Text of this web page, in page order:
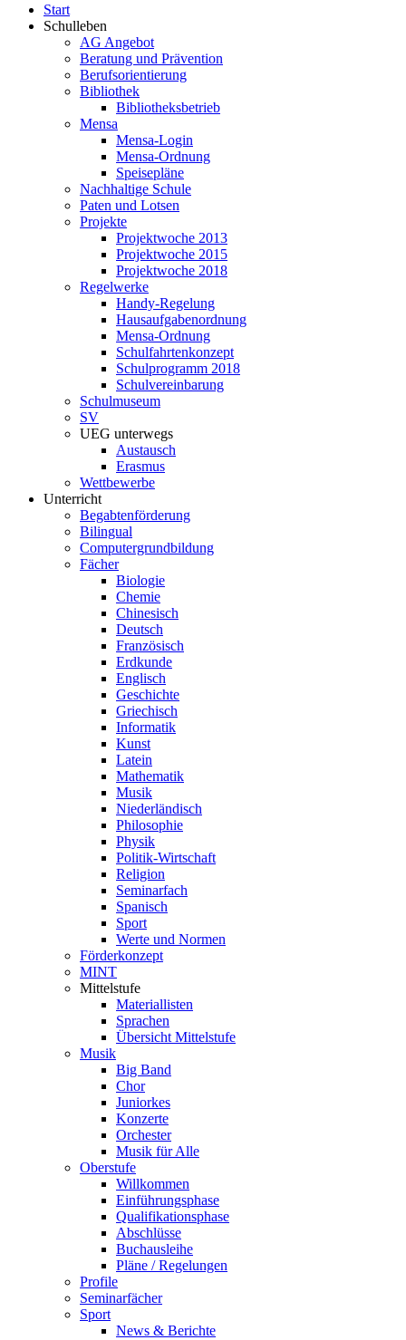
Start
Schulleben
AG Angebot
Beratung und Prävention
Berufsorientierung
Bibliothek
Bibliotheksbetrieb
Mensa
Mensa-Login
Mensa-Ordnung
Speisepläne
Nachhaltige Schule
Paten und Lotsen
Projekte
Projektwoche 2013
Projektwoche 2015
Projektwoche 2018
Regelwerke
Handy-Regelung
Hausaufgabenordnung
Mensa-Ordnung
Schulfahrtenkonzept
Schulprogramm 2018
Schulvereinbarung
Schulmuseum
SV
UEG unterwegs
Austausch
Erasmus
Wettbewerbe
Unterricht
Begabtenförderung
Bilingual
Computergrundbildung
Fächer
Biologie
Chemie
Chinesisch
Deutsch
Französisch
Erdkunde
Englisch
Geschichte
Griechisch
Informatik
Kunst
Latein
Mathematik
Musik
Niederländisch
Philosophie
Physik
Politik-Wirtschaft
Religion
Seminarfach
Spanisch
Sport
Werte und Normen
Förderkonzept
MINT
Mittelstufe
Materiallisten
Sprachen
Übersicht Mittelstufe
Musik
Big Band
Chor
Juniorkes
Konzerte
Orchester
Musik für Alle
Oberstufe
Willkommen
Einführungsphase
Qualifikationsphase
Abschlüsse
Buchausleihe
Pläne / Regelungen
Profile
Seminarfächer
Sport
News & Berichte